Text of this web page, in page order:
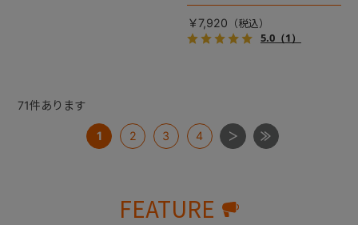
あごのせクッション。
￥7,920
5.0（1）
71件あります
1 2 3 4
FEATURE